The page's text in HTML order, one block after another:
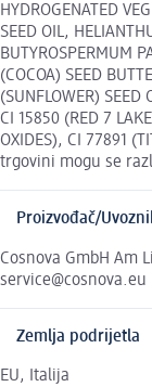
HYDROGENATED
SEED OIL,
BUTYROSPERMUM
(COCOA) SEED
(SUNFLOWER) SEED
CI 15850 (RED 7
OXIDES), CI 77891
trgovini mogu se
Proizvođač/
Cosnova GmbH Am
service@cosnova.eu
Zemlja podrijetla
EU, Italija